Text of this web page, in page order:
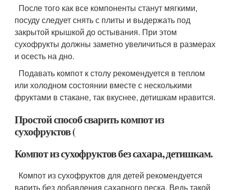
После того как все компоненты станут мягкими,
посуду следует снять с плиты и выдержать под
закрытой крышкой до остывания. При этом
сухофрукты должны заметно увеличиться в размерах
и осесть на дно.
Подавать компот к столу рекомендуется в теплом
или холодном состоянии вместе с несколькими
фруктами в стакане, так вкуснее, детишкам нравится.
Простой способ сварить компот из
сухофруктов (
Компот из сухофруктов без сахара, детишкам.
Компот из сухофруктов для детей рекомендуется
варить без добавления сахарного песка. Ведь такой